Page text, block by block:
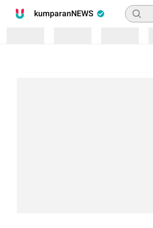
kumparanNEWS